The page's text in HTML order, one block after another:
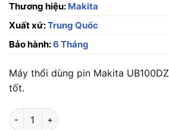
Thương hiệu: Makita
Xuất xứ:Trung Quốc
Bảo hành:6 Tháng
Máy thổi dùng pin Makita
tốt.
Máy thổi dùng pin Makita UB100DZ